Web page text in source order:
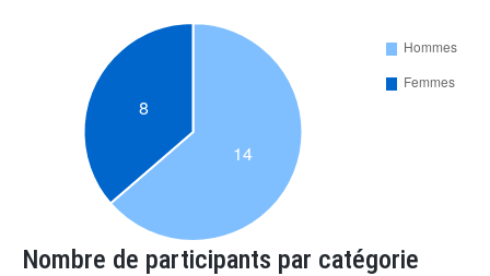
Nombre de participants par catégorie